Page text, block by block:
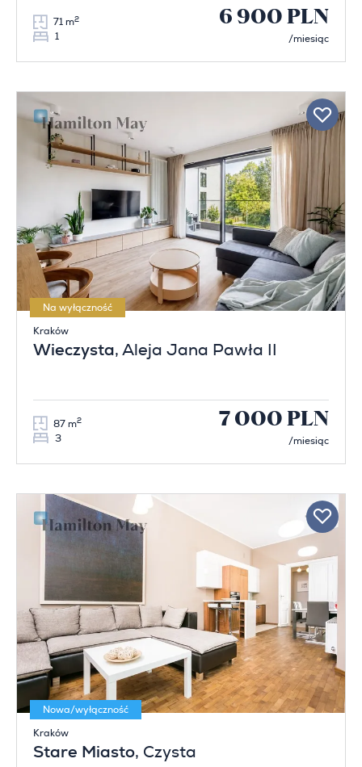
71 m2
1
6 900 PLN
/miesiąc
Na wyłączność
Kraków
Wieczysta, Aleja Jana Pawła II
87 m2
3
7 000 PLN
/miesiąc
Nowa/wyłączność
Kraków
Stare Miasto, Czysta